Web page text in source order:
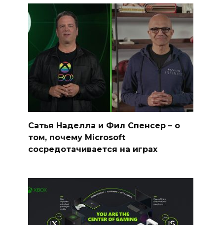
Сатья Наделла и Фил Спенсер – о
том, почему Microsoft
сосредотачивается на играх